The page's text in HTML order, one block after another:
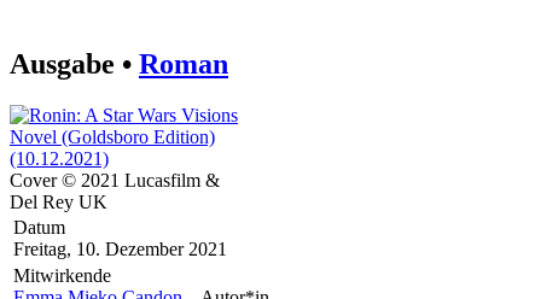
Ausgabe • Roman
Cover © 2021 Lucasfilm &
Del Rey UK
Datum
Freitag, 10. Dezember 2021
Mitwirkende